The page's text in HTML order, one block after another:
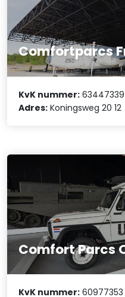
Comfortparcs
KvK nummer: 63447339
Adres: Koningsweg 20 12
Comfort Parcs
KvK nummer: 60977353